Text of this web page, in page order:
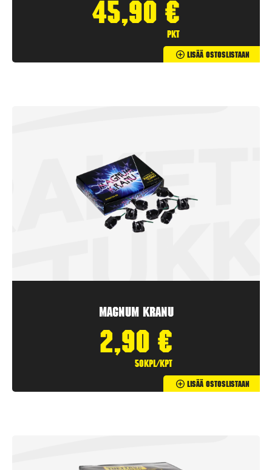
45,90 €
pkt
Lisää Ostoslistaan
Magnum Kranu
2,90 €
50kpl/kpt
Lisää Ostoslistaan